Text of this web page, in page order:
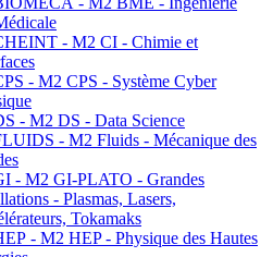
- M2 CI - Chimie et
- M2 CPS - Système Cyber
- M2 DS - Data Science
- M2 Fluids - Mécanique des
- M2 GI-PLATO - Grandes
- Plasmas, Lasers,
Tokamaks
- M2 HEP - Physique des Hautes